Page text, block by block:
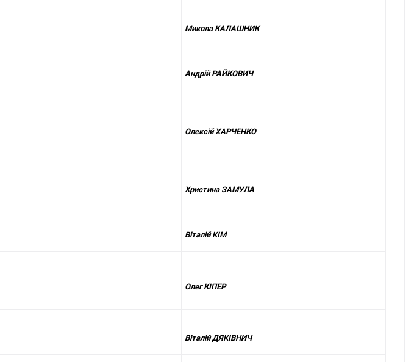
Микола КАЛАШНИК
Андрій РАЙКОВИЧ
Олексій ХАРЧЕНКО
Христина ЗАМУЛА
Віталій КІМ
Олег КІПЕР
Віталій ДЯКІВНИЧ